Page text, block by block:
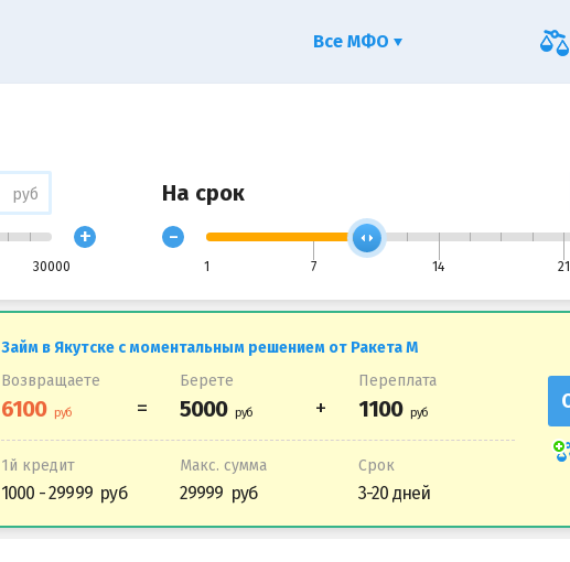
руб
30000
+
На срок
-
1 7 14 21
Займ в Якутске с моментальным решением от Ракета М
Возвращаете
Берете Переплата
1й кредит
1000 - 29999
Макс. сумма
29999
Срок
3-20 дней
Все МФО